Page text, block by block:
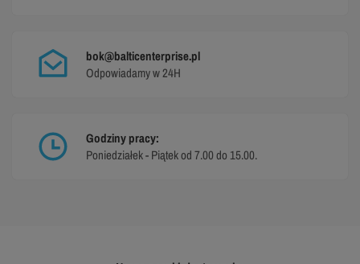
bok@balticenterprise.pl
Odpowiadamy w 24H
Godziny pracy:
Poniedziałek - Piątek od 7.00 do 15.00.